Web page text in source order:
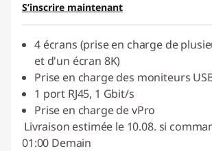
S’inscrire maintenant
4 écrans (prise en charge de
et d'un écran 8K)
Prise en charge des moniteurs
1 port RJ45, 1 Gbit/s
Prise en charge de vPro
Livraison estimée le 10.08. si
01:00 Demain